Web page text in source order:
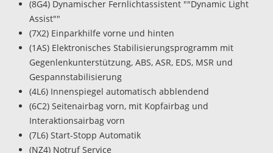
(8G4) Dynamischer Fernlichtassistent ""Dynamic Light
Assist""
(7X2) Einparkhilfe vorne und hinten
(1AS) Elektronisches Stabilisierungsprogramm mit
Gegenlenkunterstützung, ABS, ASR, EDS, MSR und
Gespannstabilisierung
(4L6) Innenspiegel automatisch abblendend
(6C2) Seitenairbag vorn, mit Kopfairbag und
Interaktionsairbag vorn
(7L6) Start-Stopp Automatik
(NZ4) Notruf Service